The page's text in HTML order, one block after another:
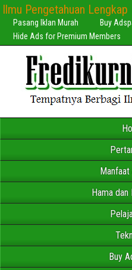
Ilmu Pengetahuan Lengkap
Pasang Iklan Murah
Buy
Hide Ads for Premium Members
Hama
Buy